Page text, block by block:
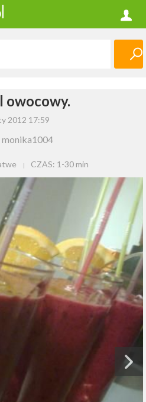
owocowy.
2012 17:59
monika1004
CZAS: 1-30 min